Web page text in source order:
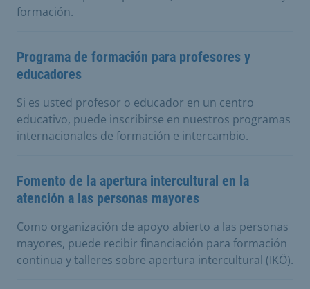
formación.
Programa de formación para profesores y
educadores
Si es usted profesor o educador en un centro
educativo, puede inscribirse en nuestros programas
internacionales de formación e intercambio.
Fomento de la apertura intercultural en la
atención a las personas mayores
Como organización de apoyo abierto a las personas
mayores, puede recibir financiación para formación
continua y talleres sobre apertura intercultural (IKÖ).